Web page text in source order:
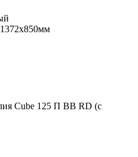
Cube 125 П ВВ RD (с